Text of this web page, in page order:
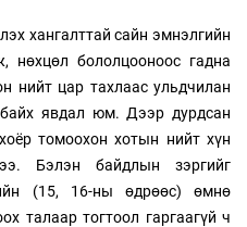
хангалттай сайн эмнэлгийн
нөхцөл бололцооноос гадна
нийт цар тахлаас ульдчилан
явдал юм. Дээр дурдсан
томоохон хотын нийт хүн
Бэлэн байдлын зэргийг
(15, 16-ны өдрөөс) өмнө
талаар тогтоол гаргаагүй ч